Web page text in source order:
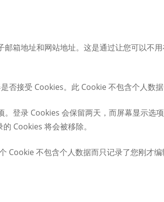
箱地址和网站地址。这是通过让您可以不
接受 Cookies。此 Cookie 不包含个人数据
登录 Cookies 会保留两天，而屏幕显示选
Cookies 将会被移除。
Cookie 不包含个人数据而只记录了您刚才